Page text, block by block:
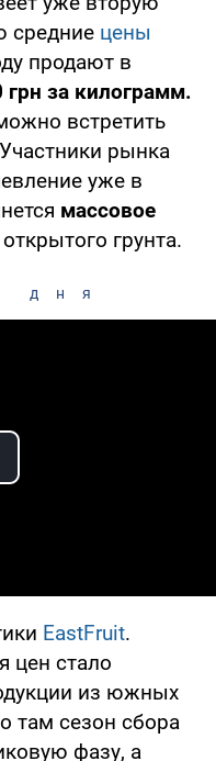
средние цены
продают в
грн за килограмм.
встретить
Участники рынка
уже в
массовое
грунта.
дня
Video
EastFruit.
цен стало
из южных
там сезон сбора
фазу, а